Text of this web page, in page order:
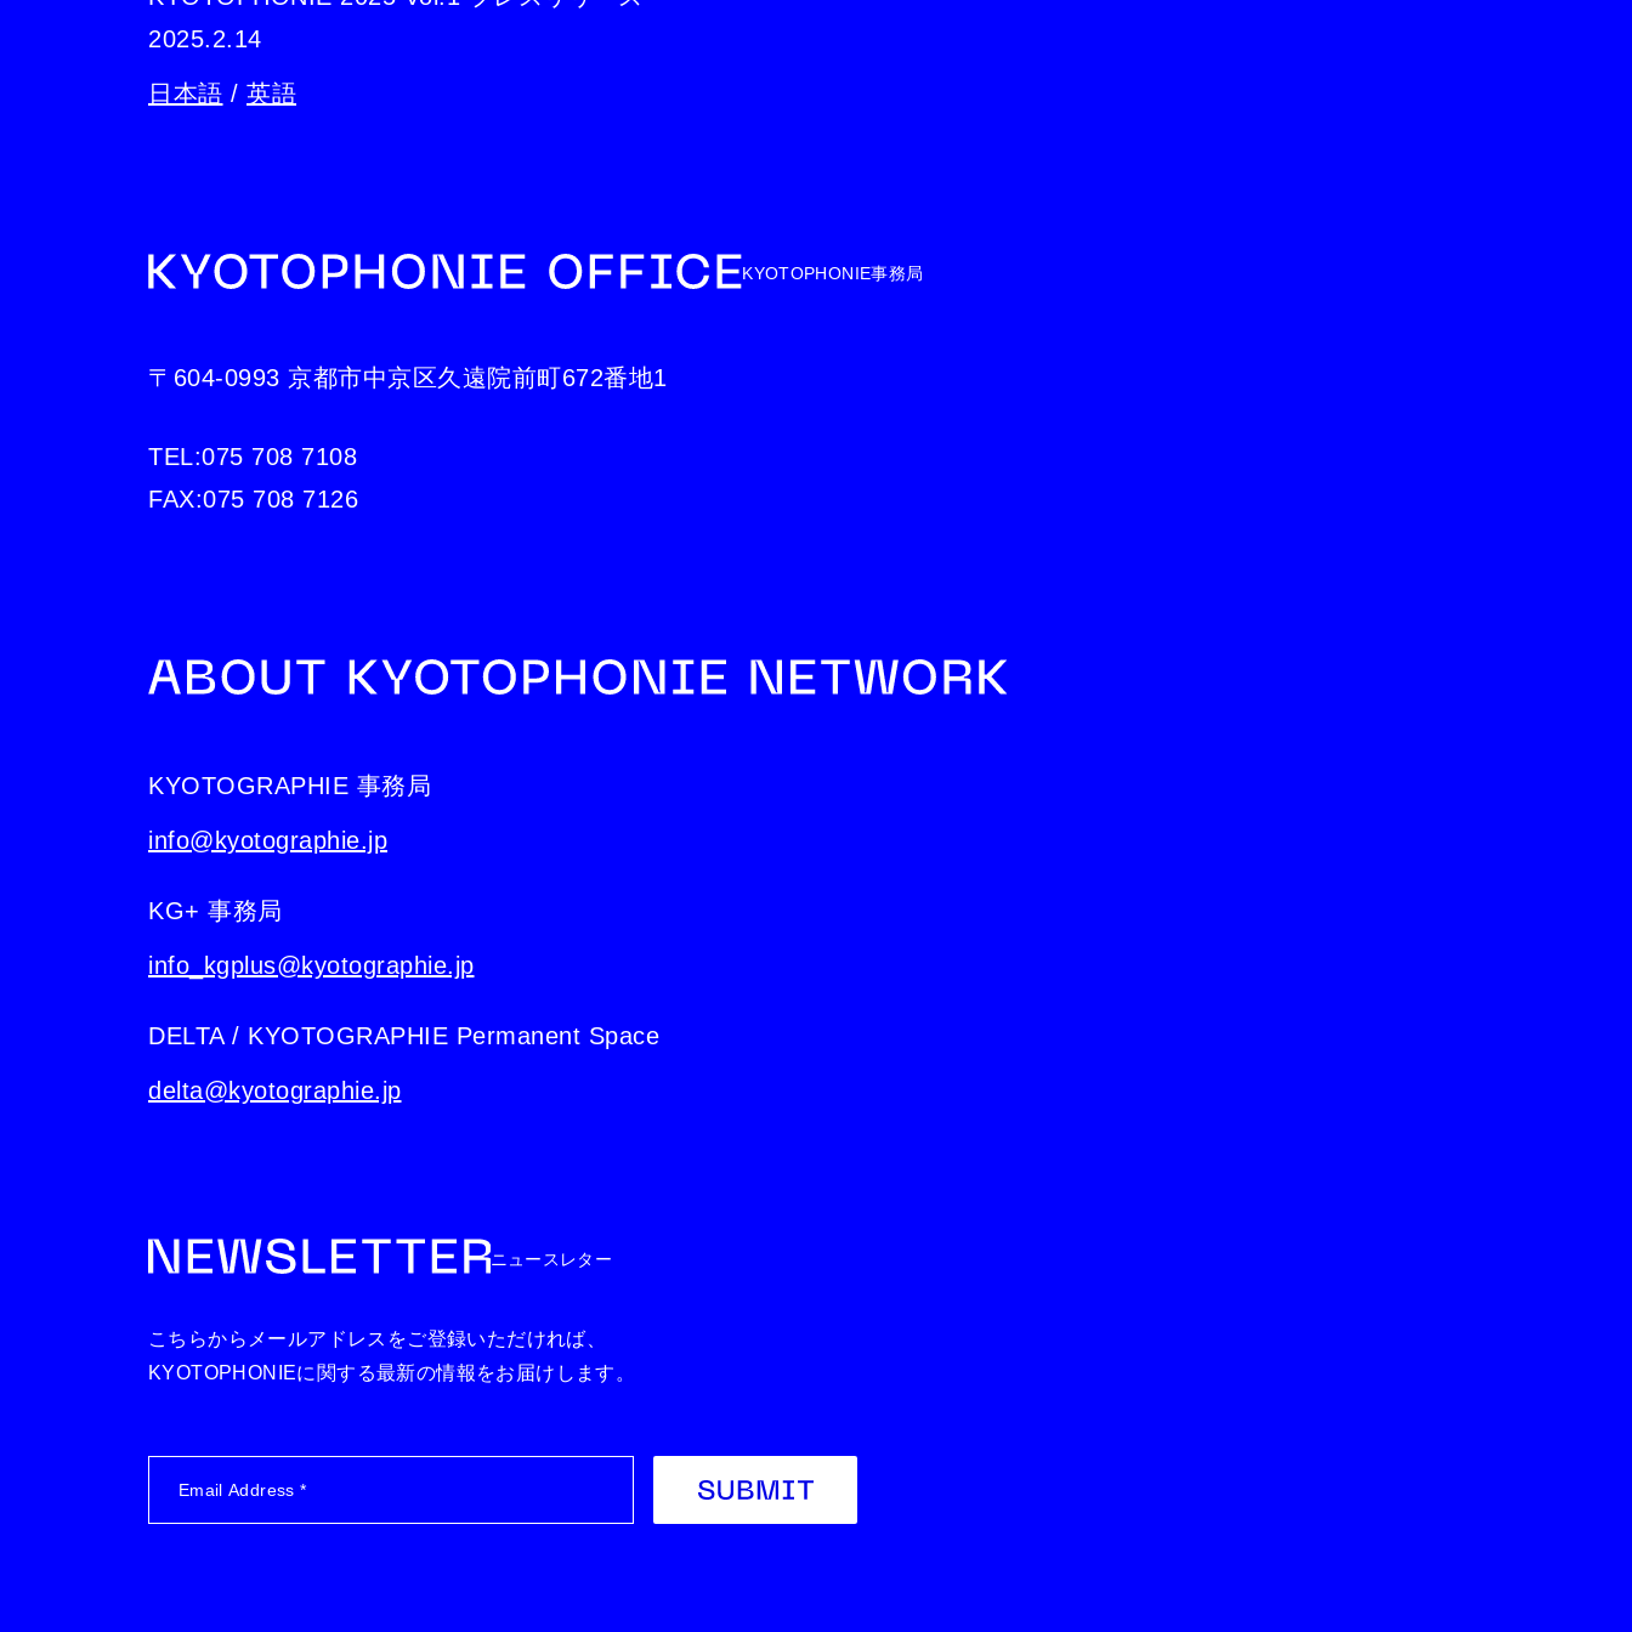
2025.2.14
日本語 / 英語
KYOTOPHONIE事務局
〒604-0993 京都市中京区久遠院前町672番地1
TEL:075 708 7108
FAX:075 708 7126
KYOTOGRAPHIE 事務局
info@kyotographie.jp
KG+ 事務局
info_kgplus@kyotographie.jp
DELTA / KYOTOGRAPHIE Permanent Space
delta@kyotographie.jp
ニュースレター
こちらからメールアドレスをご登録いただければ、
KYOTOPHONIEに関する最新の情報をお届けします。
Submit